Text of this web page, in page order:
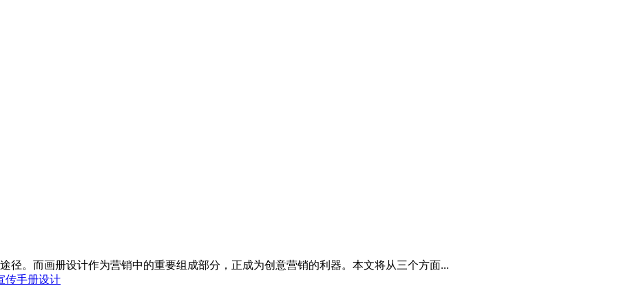
径。而画册设计作为营销中的重要组成部分，正成为创意营销的利器。本文将从三个方面...
传手册设计